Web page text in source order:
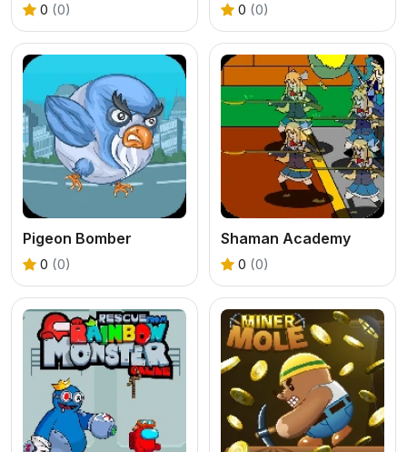
0 (0) 0 (0)
Pigeon Bomber
0 (0)
Shaman Academy
0 (0)